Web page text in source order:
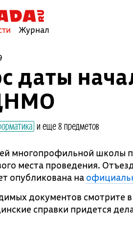
Журнал
даты
и еще 8 предметов
многопрофильной школы
места проведения.
опубликована на
документов смотрите
справки придется